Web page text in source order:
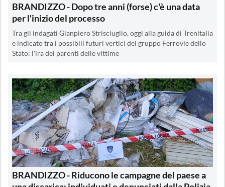
BRANDIZZO - Dopo tre anni (forse) c'è una data
per l'inizio del processo
Tra gli indagati Gianpiero Strisciuglio, oggi alla guida di Trenitalia
e indicato tra i possibili futuri vertici del gruppo Ferrovie dello
Stato: l'ira dei parenti delle vittime
BRANDIZZO - Riducono le campagne del paese a